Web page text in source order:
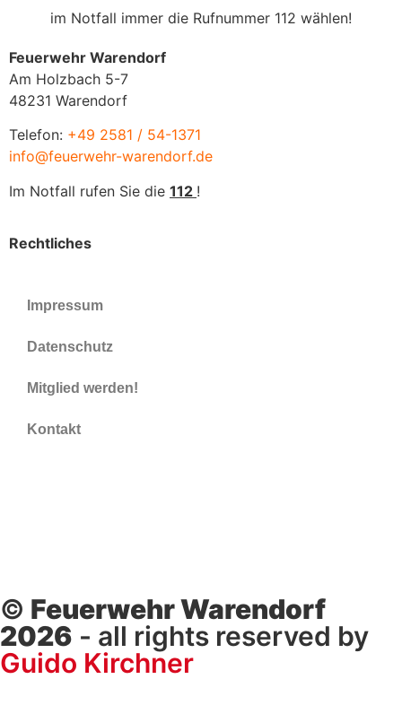
im Notfall immer die Rufnummer 112 wählen!
Feuerwehr Warendorf
Am Holzbach 5-7
48231 Warendorf
Telefon: +49 2581 / 54-1371
info@feuerwehr-warendorf.de
Im Notfall rufen Sie die 112 !
Rechtliches
Impressum
Datenschutz
Mitglied werden!
Kontakt
© Feuerwehr Warendorf
2026 - all rights reserved by
Guido Kirchner